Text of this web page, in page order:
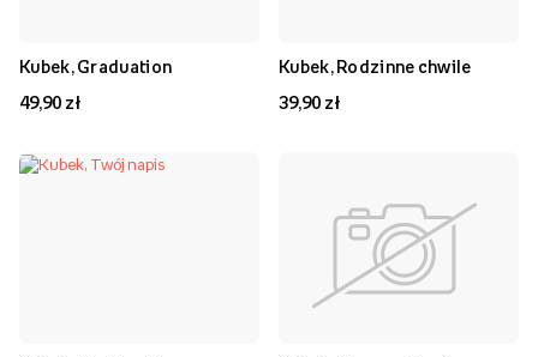
Kubek, Graduation
49,90 zł
Kubek, Rodzinne chwile
39,90 zł